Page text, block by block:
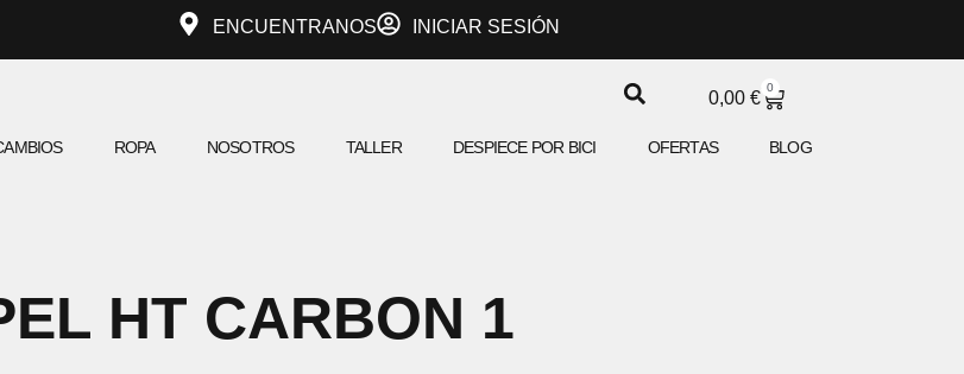
ENCUENTRANOS INICIAR SESIÓN
0,00 €
0
CARRITO
ROPA NOSOTROS TALLER DESPIECE POR BICI OFERTAS BLOG
HT CARBON 1